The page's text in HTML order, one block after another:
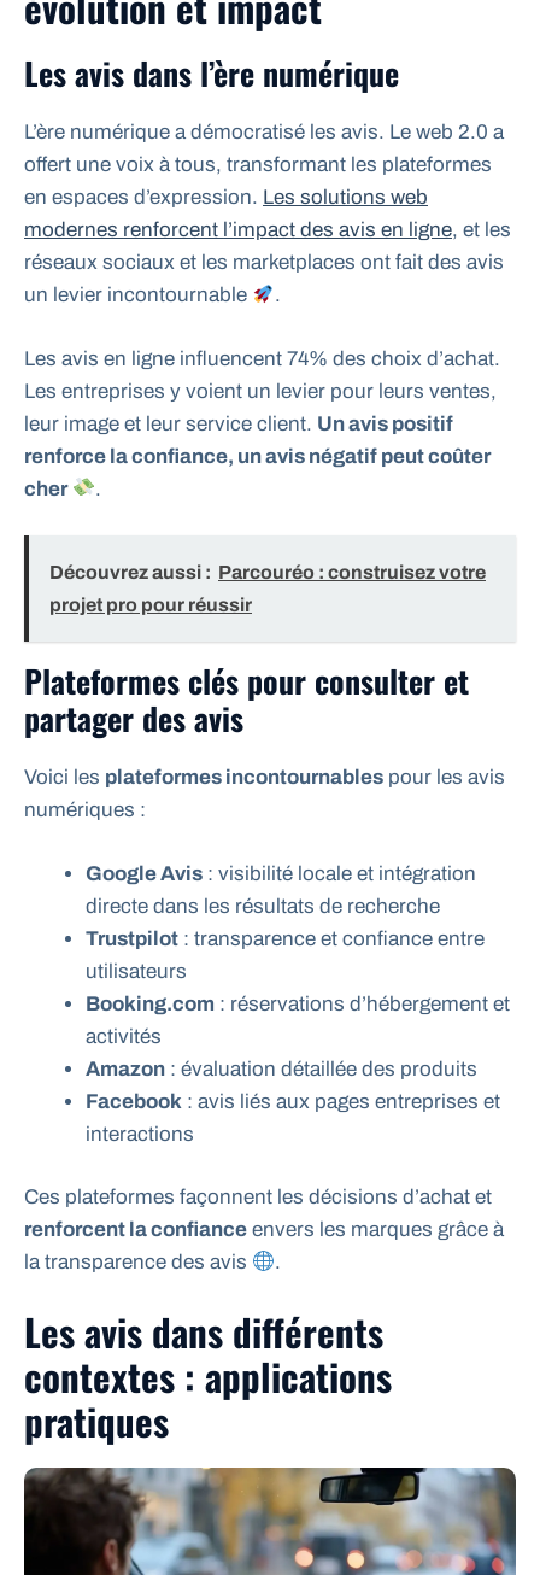
Les avis dans l’ère numérique
L’ère numérique a démocratisé les avis. Le web 2.0 a
offert une voix à tous, transformant les plateformes
en espaces d’expression. Les solutions web
modernes renforcent l’impact des avis en ligne, et les
réseaux sociaux et les marketplaces ont fait des avis
un levier incontournable
.
Les avis en ligne influencent 74% des choix d’achat.
Les entreprises y voient un levier pour leurs ventes,
leur image et leur service client. Un avis positif
renforce la confiance, un avis négatif peut coûter
cher
.
Découvrez aussi : Parcouréo : construisez votre
projet pro pour réussir
Plateformes clés pour consulter et
partager des avis
Voici les plateformes incontournables pour les avis
numériques :
Google Avis : visibilité locale et intégration
directe dans les résultats de recherche
Trustpilot : transparence et confiance entre
utilisateurs
Booking.com : réservations d’hébergement et
activités
Amazon : évaluation détaillée des produits
Facebook : avis liés aux pages entreprises et
interactions
Ces plateformes façonnent les décisions d’achat et
renforcent la confiance envers les marques grâce à
la transparence des avis
.
Les avis dans différents
contextes : applications
pratiques